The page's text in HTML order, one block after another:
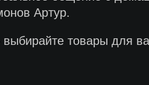
Артур.
товары для